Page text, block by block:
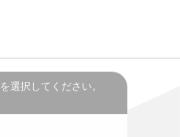
選択してください。